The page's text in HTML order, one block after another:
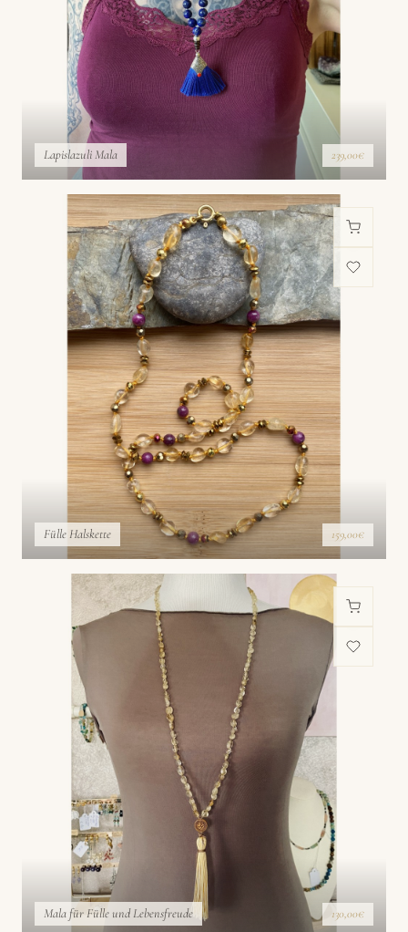
Lapislazuli Mala 239,00€
Fülle Halskette 159,00€
Mala für Fülle und Lebensfreude 130,00€